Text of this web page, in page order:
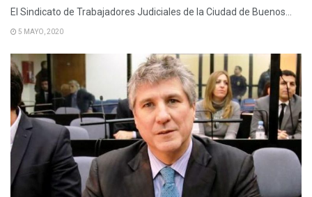
El Sindicato de Trabajadores Judiciales de la Ciudad de Buenos...
5 MAYO, 2020